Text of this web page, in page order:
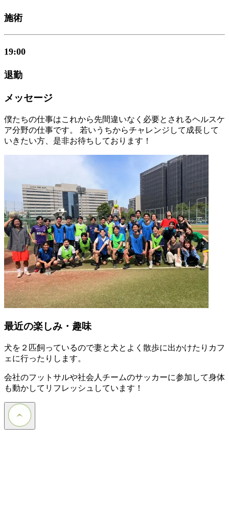
施術
19:00
退勤
メッセージ
僕たちの仕事はこれから先間違いなく必要とされるヘルスケ
ア分野の仕事です。 若いうちからチャレンジして成長して
いきたい方、是非お待ちしております！
最近の楽しみ・趣味
犬を２匹飼っているので妻と犬とよく散歩に出かけたりカフ
ェに行ったりします。
会社のフットサルや社会人チームのサッカーに参加して身体
も動かしてリフレッシュしています！